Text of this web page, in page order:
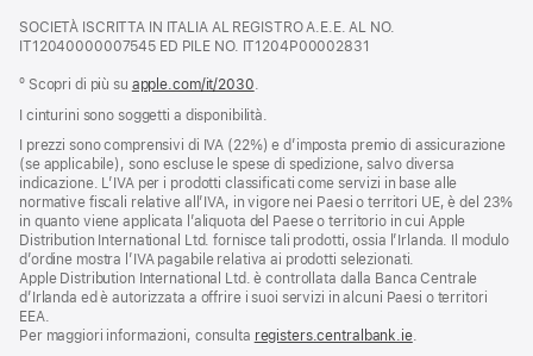
SOCIETÀ ISCRITTA IN ITALIA AL REGISTRO A.E.E. AL NO.
IT12040000007545 ED PILE NO. IT1204P00002831
º Scopri di più su apple.com/it/2030.
I cinturini sono soggetti a disponibilità.
I prezzi sono comprensivi di IVA (22%) e d’imposta premio di assicurazione
(se applicabile), sono escluse le spese di spedizione, salvo diversa
indicazione. L’IVA per i prodotti classificati come servizi in base alle
normative fiscali relative all’IVA, in vigore nei Paesi o territori UE, è del 23%
in quanto viene applicata l’aliquota del Paese o territorio in cui Apple
Distribution International Ltd. fornisce tali prodotti, ossia l’Irlanda. Il modulo
d’ordine mostra l’IVA pagabile relativa ai prodotti selezionati.
Apple Distribution International Ltd. è controllata dalla Banca Centrale
d’Irlanda ed è autorizzata a offrire i suoi servizi in alcuni Paesi o territori
EEA.
Per maggiori informazioni, consulta registers.centralbank.ie.